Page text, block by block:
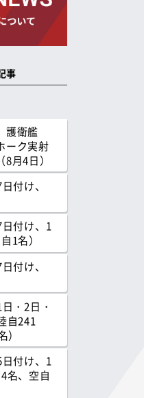
事
護衛艦
ーク実射
月4日）
付け、
付け、1
1名）
付け、
・2日・
自241
付け、1
名、空自